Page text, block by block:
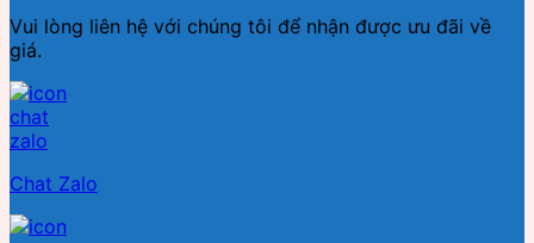
Vui lòng liên hệ với chúng tôi để nhận được ưu đãi về
giá.
Chat Zalo